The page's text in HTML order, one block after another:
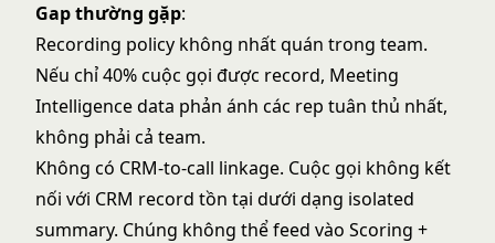
Gap thường gặp:
Recording policy không nhất quán trong team.
Nếu chỉ 40% cuộc gọi được record, Meeting
Intelligence data phản ánh các rep tuân thủ nhất,
không phải cả team.
Không có CRM-to-call linkage. Cuộc gọi không kết
nối với CRM record tồn tại dưới dạng isolated
summary. Chúng không thể feed vào Scoring +